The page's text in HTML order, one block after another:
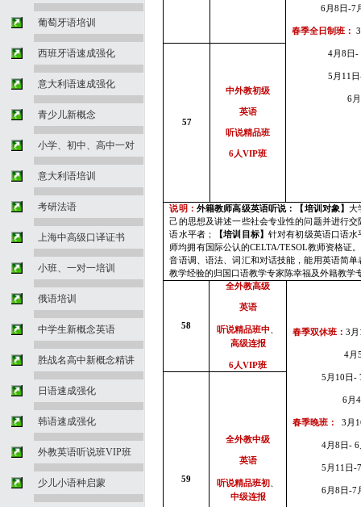
葡萄牙语培训
西班牙语速成强化
意大利语速成强化
青少儿新概念
小学、初中、高中一对
意大利语培训
考研法语
上海中高级口译证书
小班、一对一培训
俄语培训
中学生新概念英语
胜战名高中新概念精讲
日语速成强化
韩语速成强化
外教英语听说班VIP班
少儿小语种启蒙
6月8 日-7
春季全日制班：3
4月8 日-
5 月11 日
6
57
中外教初级
英语
听说精品班
6人VIP班
说明： 外籍教师高级英语听说：【培训对象】大
己的思想及讲述一些社会专业性的问题并进行交
语水平者；
【培训目标】 针对有初级英语口语
师均拥有国际公认的CELTA/TESOL教师资格证。
音语调、语法、词汇和对话技能，能用英语简
教学经验的归国口语教学专家陈幸福及外籍教学
58
全外教高级
英语
听说精品班中
高级连报
6人VIP班
春季双休班：3 月
4月
5 月10 日-
6月4
春季晚班： 3 月
4月8 日-6
5 月11 日-
6月8 日-7
59
全外教中级
英语
听说精品班初
中级连报